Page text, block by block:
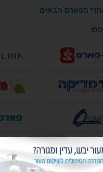
הפארם הבאים: